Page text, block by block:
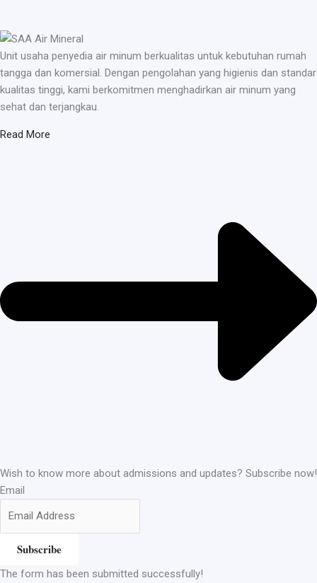
Unit usaha penyedia air minum berkualitas untuk kebutuhan rumah
tangga dan komersial. Dengan pengolahan yang higienis dan standar
kualitas tinggi, kami berkomitmen menghadirkan air minum yang
sehat dan terjangkau.
Read More
Wish to know more about admissions and updates? Subscribe now!
Email
Subscribe
The form has been submitted successfully!